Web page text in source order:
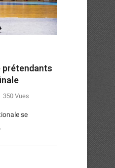
prétendants
350 Vues
se